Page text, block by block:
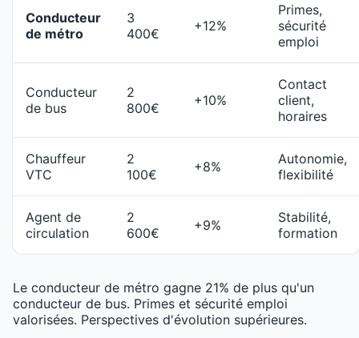
Conducteur
de métro
3
400€
+12%
Primes,
sécurité
emploi
Conducteur
de bus
2
800€
+10%
Contact
client,
horaires
Chauffeur
VTC
2
100€
+8%
Autonomie,
flexibilité
Agent de
circulation
2
600€
+9%
Stabilité,
formation
Le conducteur de métro gagne 21% de plus qu'un
conducteur de bus. Primes et sécurité emploi
valorisées. Perspectives d'évolution supérieures.